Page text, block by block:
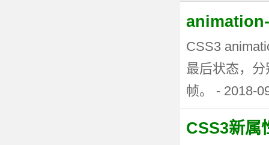
CSS3
最后状态，
帧。 - 2018-
CSS3新属